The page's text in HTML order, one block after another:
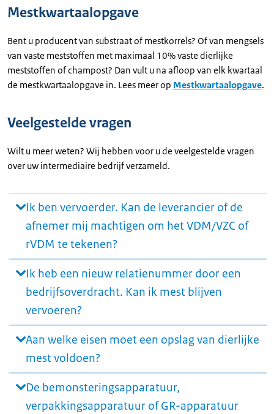
Mestkwartaalopgave
Bent u producent van substraat of mestkorrels? Of van mengsels
van vaste meststoffen met maximaal 10% vaste dierlijke
meststoffen of champost? Dan vult u na afloop van elk kwartaal
de mestkwartaalopgave in. Lees meer op Mestkwartaalopgave.
Veelgestelde vragen
Wilt u meer weten? Wij hebben voor u de veelgestelde vragen
over uw intermediaire bedrijf verzameld.
Ik ben vervoerder. Kan de leverancier of de
afnemer mij machtigen om het VDM/VZC of
rVDM te tekenen?
Ik heb een nieuw relatienummer door een
bedrijfsoverdracht. Kan ik mest blijven
vervoeren?
Aan welke eisen moet een opslag van dierlijke
mest voldoen?
De bemonsteringsapparatuur,
verpakkingsapparatuur of GR-apparatuur